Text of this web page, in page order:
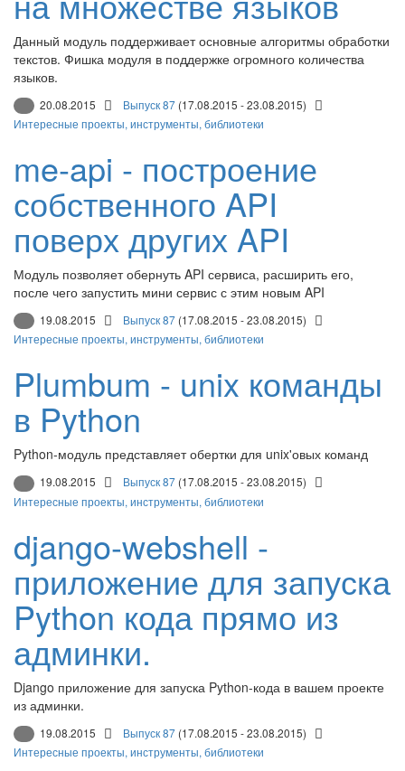
Данный модуль поддерживает основные алгоритмы обработки
текстов. Фишка модуля в поддержке огромного количества
языков.
20.08.2015 Выпуск 87 (17.08.2015 - 23.08.2015)
Интересные проекты, инструменты, библиотеки
me-api - построение
собственного API
поверх других API
Модуль позволяет обернуть API сервиса, расширить его,
после чего запустить мини сервис с этим новым API
19.08.2015 Выпуск 87 (17.08.2015 - 23.08.2015)
Интересные проекты, инструменты, библиотеки
Plumbum - unix команды
в Python
Python-модуль представляет обертки для unix'овых команд
19.08.2015 Выпуск 87 (17.08.2015 - 23.08.2015)
Интересные проекты, инструменты, библиотеки
django-webshell -
приложение для запуска
Python кода прямо из
админки.
Django приложение для запуска Python-кода в вашем проекте
из админки.
19.08.2015 Выпуск 87 (17.08.2015 - 23.08.2015)
Интересные проекты, инструменты, библиотеки